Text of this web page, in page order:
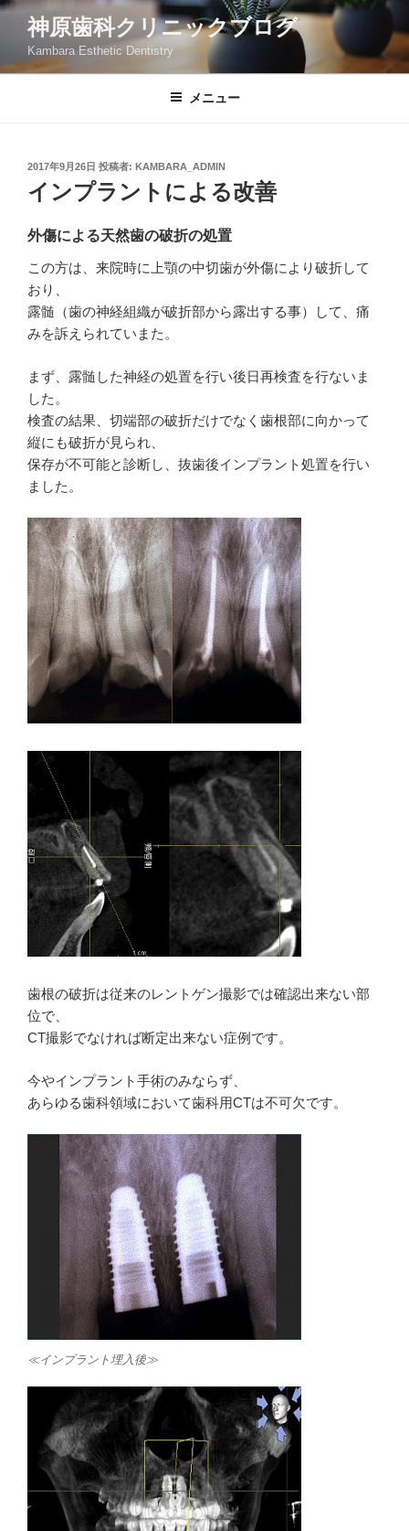
コ
ン
神原歯科クリニックブログ
Kambara Esthetic Dentistry
メニュー
投
2017年9月26日 投稿者: KAMBARA_ADMIN
インプラントによる改善
外傷による天然歯の破折の処置
この方は、来院時に上顎の中切歯が外傷により破折して
おり、
露髄（歯の神経組織が破折部から露出する事）して、痛
みを訴えられていまた。
まず、露髄した神経の処置を行い後日再検査を行ないま
した。
検査の結果、切端部の破折だけでなく歯根部に向かって
縦にも破折が見られ、
保存が不可能と診断し、抜歯後インプラント処置を行い
ました。
歯根の破折は従来のレントゲン撮影では確認出来ない部
位で、
CT撮影でなければ断定出来ない症例です。
今やインプラント手術のみならず、
あらゆる歯科領域において歯科用CTは不可欠です。
≪インプラント埋入後≫